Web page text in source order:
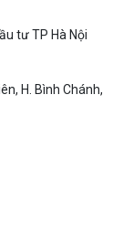
tư TP Hà Nội
H. Bình Chánh,